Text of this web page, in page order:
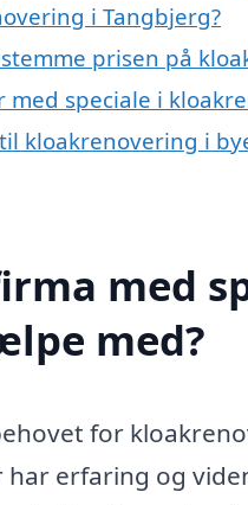
i Tangbjerg?
prisen på
speciale i
kloakrenovering i
med
med?
for
erfaring og